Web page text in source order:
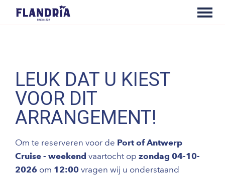
LEUK DAT U KIEST
VOOR DIT
ARRANGEMENT!
Om te reserveren voor de Port of Antwerp
Cruise - weekend vaartocht op zondag 04-10-
2026 om 12:00 vragen wij u onderstaand